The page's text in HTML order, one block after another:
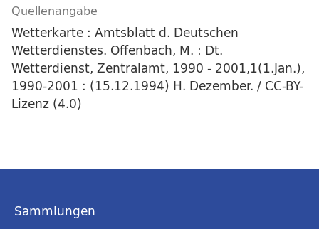
Quellenangabe
Wetterkarte : Amtsblatt d. Deutschen
Wetterdienstes. Offenbach, M. : Dt.
Wetterdienst, Zentralamt, 1990 - 2001,1(1.Jan.),
1990-2001 : (15.12.1994) H. Dezember. / CC-BY-
Lizenz (4.0)
Sammlungen